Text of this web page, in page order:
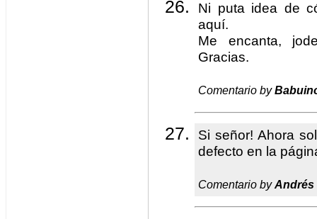
Ni puta idea de
aquí.
Me encanta,
Gracias.
Comentario by
Si señor! Ahora
defecto en la
Comentario byAndrés